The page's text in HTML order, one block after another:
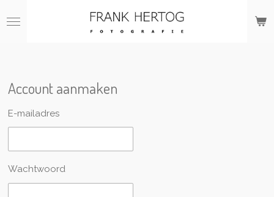
direct
Account aanmaken
E-mailadres
Wachtwoord